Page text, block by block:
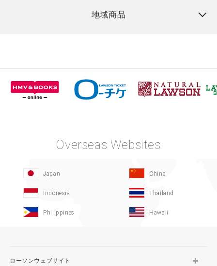
地域商品
Overseas Websites
Japan China
Indonesia Thailand
Philippines Hawaii
ローソンウェブサイト